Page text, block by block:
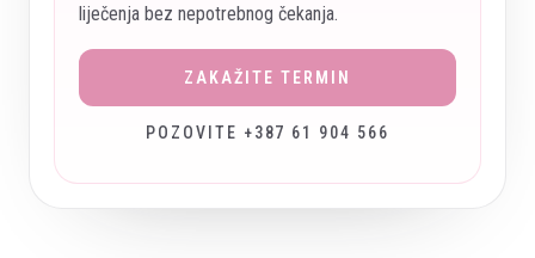
liječenja bez nepotrebnog čekanja.
ZAKAŽITE TERMIN
POZOVITE +387 61 904 566